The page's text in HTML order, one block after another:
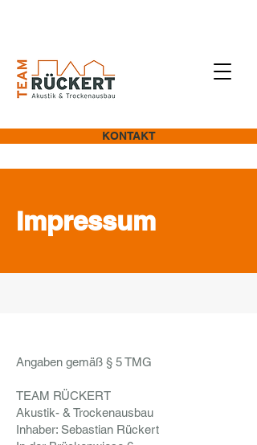
KONTAKT
Impressum
Angaben gemäß § 5 TMG
TEAM RÜCKERT
Akustik- & Trockenausbau
Inhaber: Sebastian Rückert